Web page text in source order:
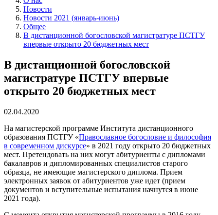
Новости
Новости 2021 (январь-июнь)
Общее
В дистанционной богословской магистратуре ПСТГУ
впервые открыто 20 бюджетных мест
В дистанционной богословской
магистратуре ПСТГУ впервые
открыто 20 бюджетных мест
02.04.2020
На магистерской программе Института дистанционного
образования ПСТГУ «Православное богословие и философия
в современном дискурсе» в 2021 году открыто 20 бюджетных
мест. Претендовать на них могут абитуриенты с дипломами
бакалавров и дипломированных специалистов старого
образца, не имеющие магистерского диплома. Прием
электронных заявок от абитуриентов уже идет (прием
документов и вступительные испытания начнутся в июне
2021 года).